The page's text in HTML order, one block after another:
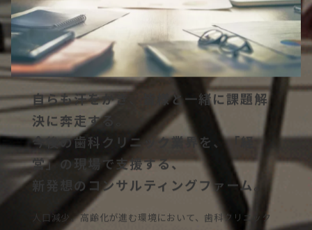
自らも汗をかき、皆様と一緒に課題解
決に奔走する。
今後の歯科クリニック業界を、「経
営」の現場で支援する、
新発想のコンサルティングファーム。
人口減少、高齢化が進む環境において、歯科クリニック